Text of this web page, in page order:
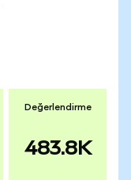
Değerlendirme
483.8K